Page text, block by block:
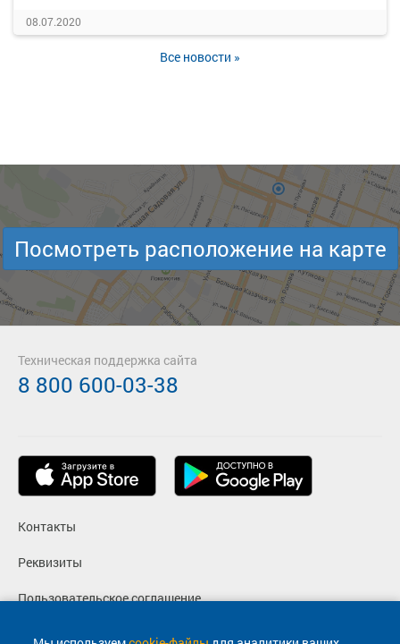
08.07.2020
Все новости »
Посмотреть расположение на карте
Контакты
Реквизиты
Пользовательское соглашение
Политика конфиденциальности
Техническая поддержка сайта
8 800 600-03-38